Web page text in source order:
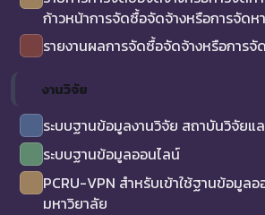
ก้าวหน้าการจัดซื้อจัดจ้างหรือการจัด
รายงานผลการจัดซื้อจัดจ้างหรือการจั
งานวิจัย
ระบบฐานข้อมูลงานวิจัย สถาบันวิจัยแ
ระบบฐานข้อมูลออนไลน์
PCRU-VPN สำหรับเข้าใช้ฐานข้อมูล
มหาวิยาลัย